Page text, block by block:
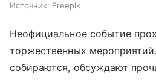
Источник: Freepik
Неофициальное событие
торжественных
собираются, обсуждают